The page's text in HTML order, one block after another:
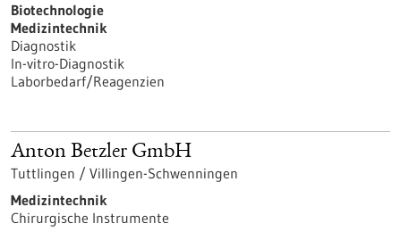
Biotechnologie
Medizintechnik
Diagnostik
In-vitro-Diagnostik
Laborbedarf/Reagenzien
Anton Betzler GmbH
Tuttlingen / Villingen-Schwenningen
Medizintechnik
Chirurgische Instrumente